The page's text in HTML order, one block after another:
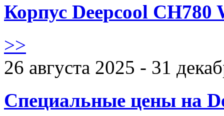
Корпус Deepcool CH780
>>
26 августа 2025 - 31
Специальные цены на